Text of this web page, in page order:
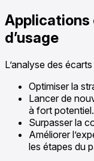
Applications
d’usage
L’analyse des
Optimiser la
Lancer de
à fort potentiel.
Surpasser la
Améliorer
les étapes du